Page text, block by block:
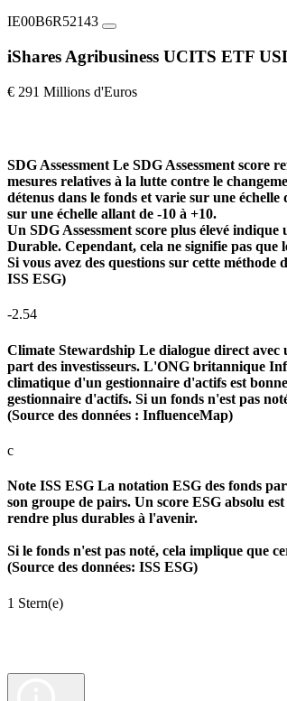
IE00B6R52143
iShares Agribusiness UCITS ETF
€ 291 Millions d'Euros
SDG Assessment Le SDG Assessment score
mesures relatives à la lutte contre le
détenus dans le fonds et varie sur une
sur une échelle allant de -10 à +10.
Un SDG Assessment score plus élevé
Durable. Cependant, cela ne signifie pas
Si vous avez des questions sur cette
ISS ESG)
-2.54
Climate Stewardship Le dialogue direct avec
part des investisseurs. L'ONG britannique
climatique d'un gestionnaire d'actifs est
gestionnaire d'actifs. Si un fonds n'est pas
(Source des données : InfluenceMap)
c
Note ISS ESG La notation ESG des fonds
son groupe de pairs. Un score ESG absolu
rendre plus durables à l'avenir.
Si le fonds n'est pas noté, cela implique que
(Source des données: ISS ESG)
1 Stern(e)